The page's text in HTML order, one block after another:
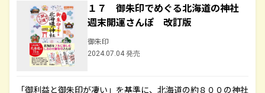
１７ 御朱印でめぐる北海道の神社
週末開運さんぽ 改訂版
御朱印
2024.07.04 発売
「御利益と御朱印が凄い」を基準に、北海道の約８００の神社